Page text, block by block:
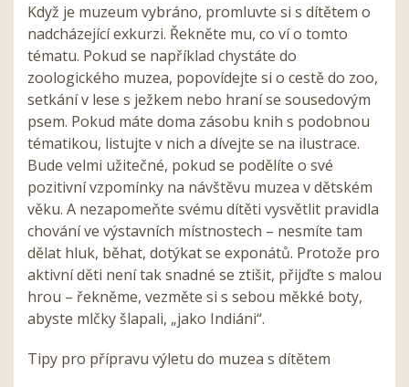
Když je muzeum vybráno, promluvte si s dítětem o
nadcházející exkurzi. Řekněte mu, co ví o tomto
tématu. Pokud se například chystáte do
zoologického muzea, popovídejte si o cestě do zoo,
setkání v lese s ježkem nebo hraní se sousedovým
psem. Pokud máte doma zásobu knih s podobnou
tématikou, listujte v nich a dívejte se na ilustrace.
Bude velmi užitečné, pokud se podělíte o své
pozitivní vzpomínky na návštěvu muzea v dětském
věku. A nezapomeňte svému dítěti vysvětlit pravidla
chování ve výstavních místnostech – nesmíte tam
dělat hluk, běhat, dotýkat se exponátů. Protože pro
aktivní děti není tak snadné se ztišit, přijďte s malou
hrou – řekněme, vezměte si s sebou měkké boty,
abyste mlčky šlapali, „jako Indiáni“.
Tipy pro přípravu výletu do muzea s dítětem